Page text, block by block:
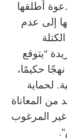
أطلقها
إلى عدم
“يتوقع
حكيمًا،
لحماية
المعاناة
غير المرغوب